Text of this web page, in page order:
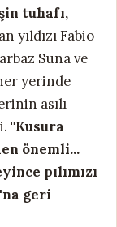
tuhafı,
yıldızı Fabio
Suna ve
yerinde
asılı
"Kusura
önemli...
pılımızı
geri